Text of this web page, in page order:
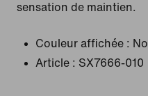
sensation de maintien.
Couleur affichée :
Article : SX7666-010